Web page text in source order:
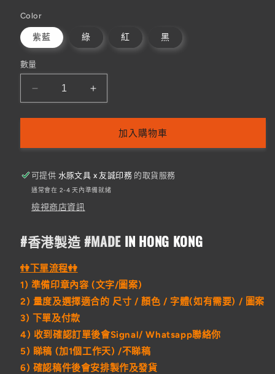
Color
紫藍 綠 紅 黑
數量
127mm
以
內)
長
形
數
量
減
少
P459
127mm
以
長
數
量
加
加入購物車
可提供 水豚文具 x 友誠印務 的取貨服務
通常會在 2-4 天內準備就緒
檢視商店資訊
#香港製造 #MADE IN HONG KONG
👫下單流程👭
1) 準備印章內容 (文字/圖案)
2) 量度及選擇適合的 尺寸 / 顏色 / 字體(如有需要) / 圖案
3) 下單及付款
4) 收到確認訂單後會Signal/ Whatsapp聯絡你
5) 睇稿 (加1個工作天) /不睇稿
6) 確認稿件後會安排製作及發貨